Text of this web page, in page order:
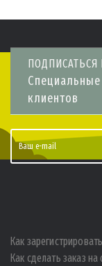
ПОДПИСАТЬСЯ
клиентов
Как
Как сделать заказ на